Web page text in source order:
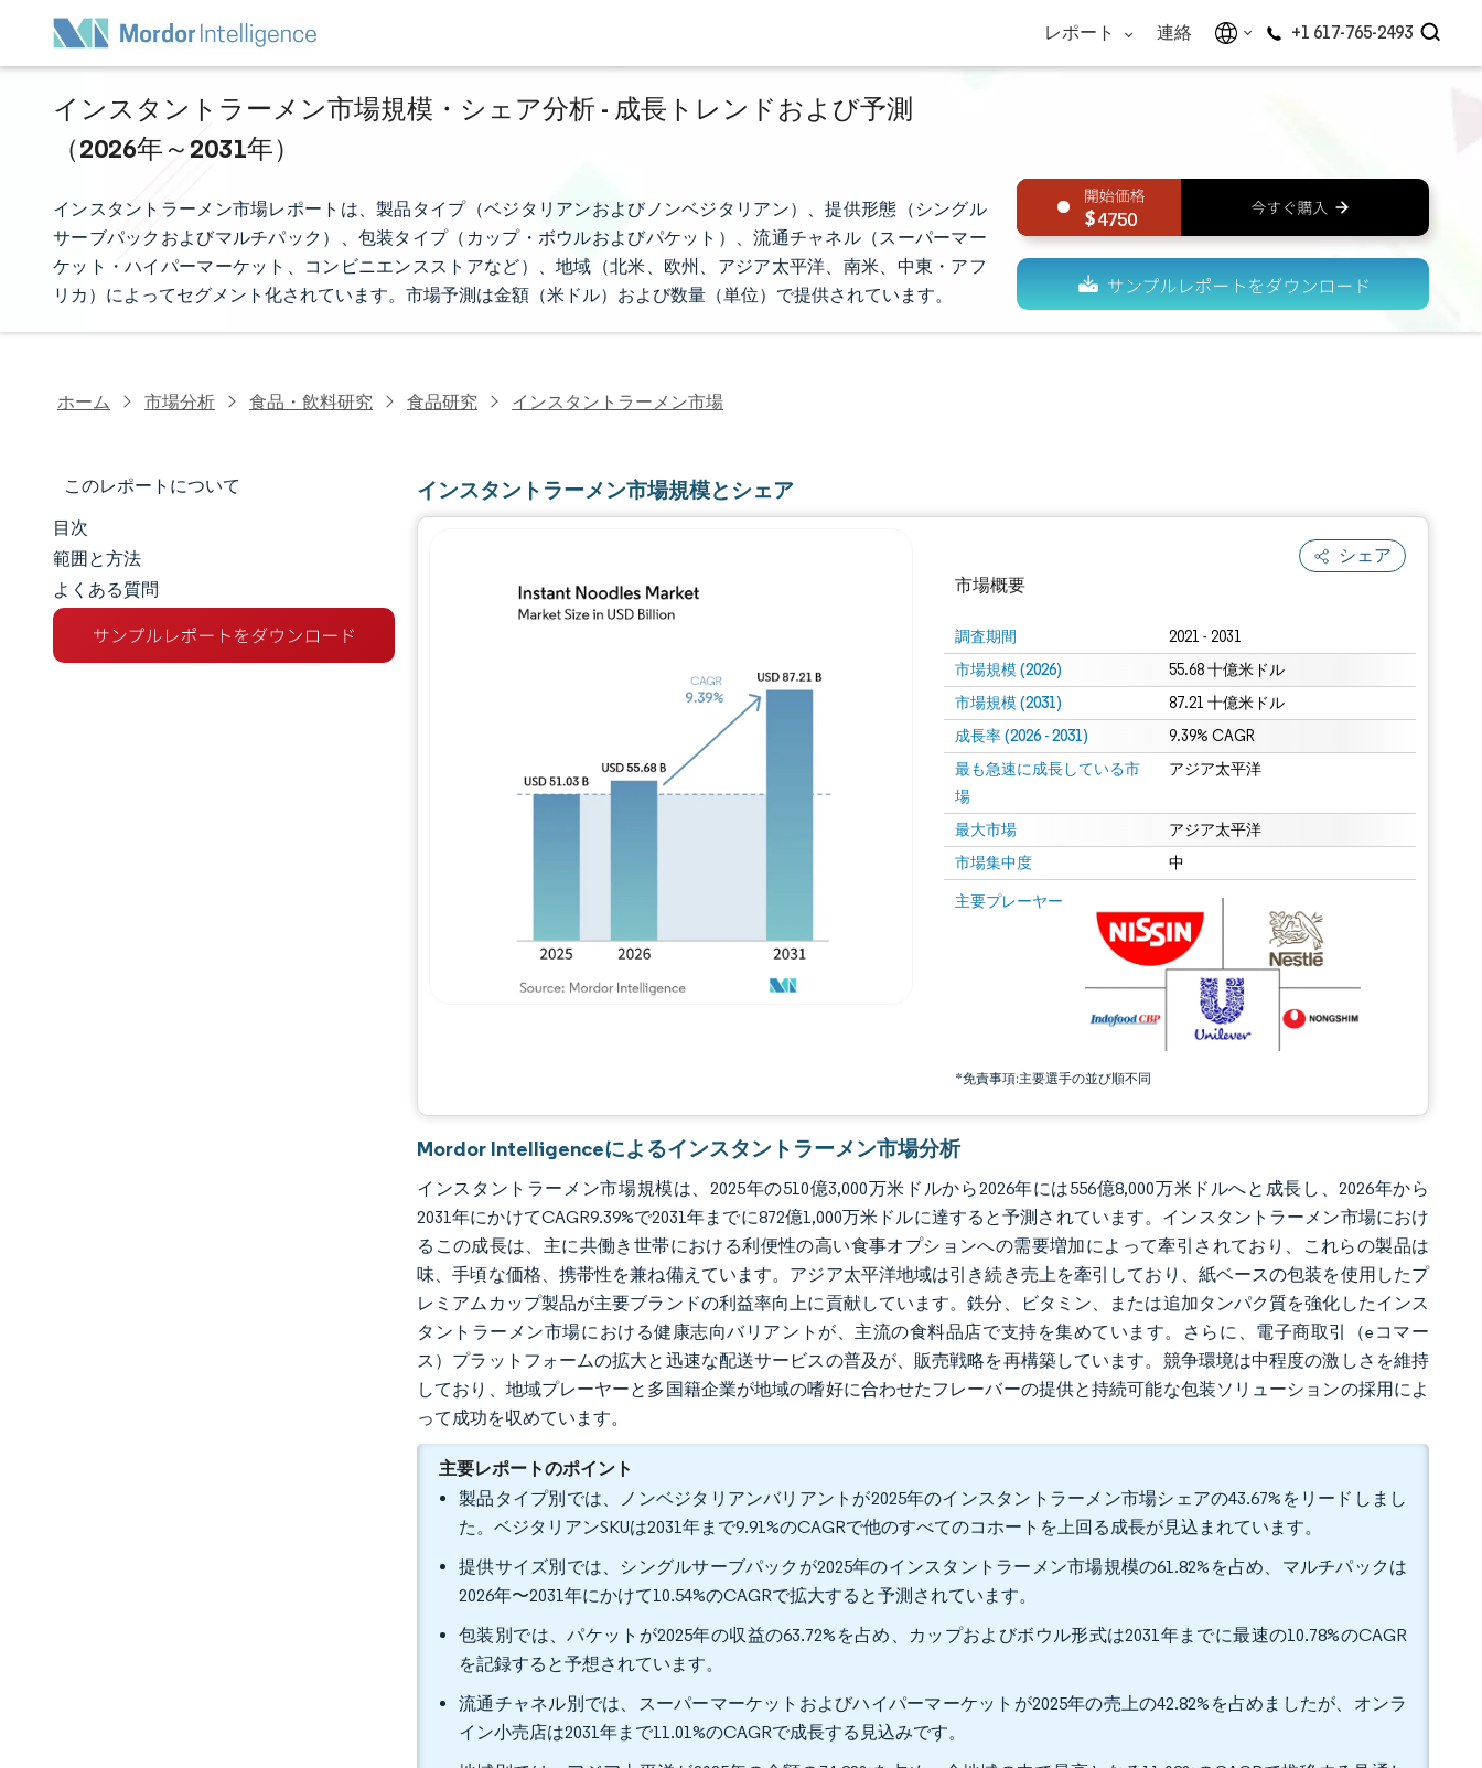
レポート 連絡 +1 617-765-2493
インスタントラーメン市場規模・シェア分析 - 成長トレンドおよび予測
（2026年～2031年）
インスタントラーメン市場レポートは、製品タイプ（ベジタリアンおよびノンベジタリアン）、提供形態（シングル
サーブパックおよびマルチパック）、包装タイプ（カップ・ボウルおよびパケット）、流通チャネル（スーパーマー
ケット・ハイパーマーケット、コンビニエンスストアなど）、地域（北米、欧州、アジア太平洋、南米、中東・アフ
リカ）によってセグメント化されています。市場予測は金額（米ドル）および数量（単位）で提供されています。
4750
ホーム 市場分析 食品・飲料研究 食品研究 インスタントラーメン市場
このレポートについて
市場規模とシェア
市場分析
トレンドとインサイト
目次
範囲と方法
よくある質問
インスタントラーメン市場規模とシェア
シェア
市場概要
調査期間 2021 - 2031
市場規模 (2026) 55.68 十億米ドル
市場規模 (2031) 87.21 十億米ドル
成長率 (2026 - 2031) 9.39% CAGR
最も急速に成長している市
場
アジア太平洋
最大市場 アジア太平洋
市場集中度 中
主要プレーヤー
*免責事項:主要選手の並び順不同
画像 © Mordor Intelligence。再利用にはCC BY 4.0の表示が必要です。
画像 © Mordor Intelligence。再利用にはCC BY 4.0の表示が必要です。
Mordor Intelligenceによるインスタントラーメン市場分析
インスタントラーメン市場規模は、2025年の510億3,000万米ドルから2026年には556億8,000万米ドルへと成長し、2026年から
2031年にかけてCAGR9.39%で2031年までに872億1,000万米ドルに達すると予測されています。インスタントラーメン市場におけ
るこの成長は、主に共働き世帯における利便性の高い食事オプションへの需要増加によって牽引されており、これらの製品は
味、手頃な価格、携帯性を兼ね備えています。アジア太平洋地域は引き続き売上を牽引しており、紙ベースの包装を使用したプ
レミアムカップ製品が主要ブランドの利益率向上に貢献しています。鉄分、ビタミン、または追加タンパク質を強化したインス
タントラーメン市場における健康志向バリアントが、主流の食料品店で支持を集めています。さらに、電子商取引（eコマー
ス）プラットフォームの拡大と迅速な配送サービスの普及が、販売戦略を再構築しています。競争環境は中程度の激しさを維持
しており、地域プレーヤーと多国籍企業が地域の嗜好に合わせたフレーバーの提供と持続可能な包装ソリューションの採用によ
って成功を収めています。
主要レポートのポイント
製品タイプ別では、ノンベジタリアンバリアントが2025年のインスタントラーメン市場シェアの43.67%をリードしまし
た。ベジタリアンSKUは2031年まで9.91%のCAGRで他のすべてのコホートを上回る成長が見込まれています。
提供サイズ別では、シングルサーブパックが2025年のインスタントラーメン市場規模の61.82%を占め、マルチパックは
2026年〜2031年にかけて10.54%のCAGRで拡大すると予測されています。
包装別では、パケットが2025年の収益の63.72%を占め、カップおよびボウル形式は2031年までに最速の10.78%のCAGR
を記録すると予想されています。
流通チャネル別では、スーパーマーケットおよびハイパーマーケットが2025年の売上の42.82%を占めましたが、オンラ
イン小売店は2031年まで11.01%のCAGRで成長する見込みです。